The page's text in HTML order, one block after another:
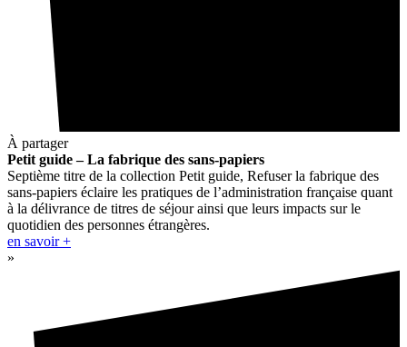
À partager
Petit guide – La fabrique des sans-papiers
Septième titre de la collection Petit guide, Refuser la fabrique des
sans-papiers éclaire les pratiques de l’administration française quant
à la délivrance de titres de séjour ainsi que leurs impacts sur le
quotidien des personnes étrangères.
en savoir +
»